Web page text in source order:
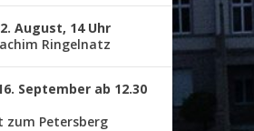
August, 14 Uhr
Ringelnatz
September ab 12.30
Petersberg